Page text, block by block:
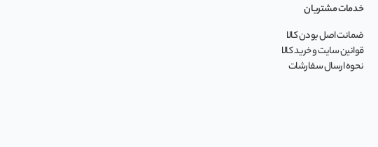
خدمات مشتریان
ضمانت اصل بودن کالا
قوانین سایت و خرید کالا
نحوه ارسال سفارشات